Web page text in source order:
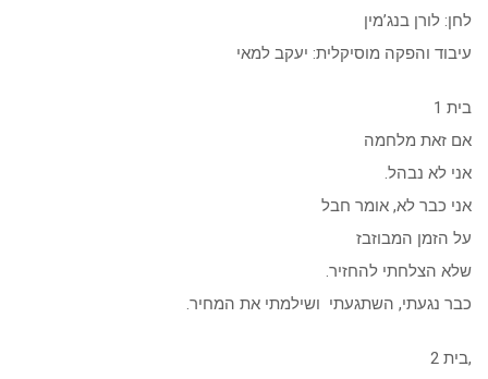
לחן: לורן בנג’מין
עיבוד והפקה מוסיקלית: יעקב למאי
בית 1
אם זאת מלחמה
אני לא נבהל.
אני כבר לא, אומר חבל
על הזמן המבוזבז
שלא הצלחתי להחזיר.
כבר נגעתי, השתגעתי ושילמתי את המחיר.
,בית 2